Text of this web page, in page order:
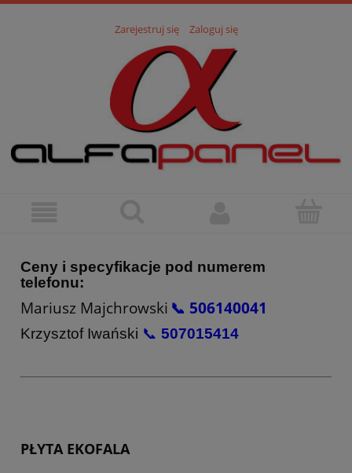
Zarejestruj się Zaloguj się
Ceny i specyfikacje pod numerem
telefonu:
Mariusz Majchrowski 📞 506140041
Krzysztof Iwański 📞 507015414
PŁYTA EKOFALA